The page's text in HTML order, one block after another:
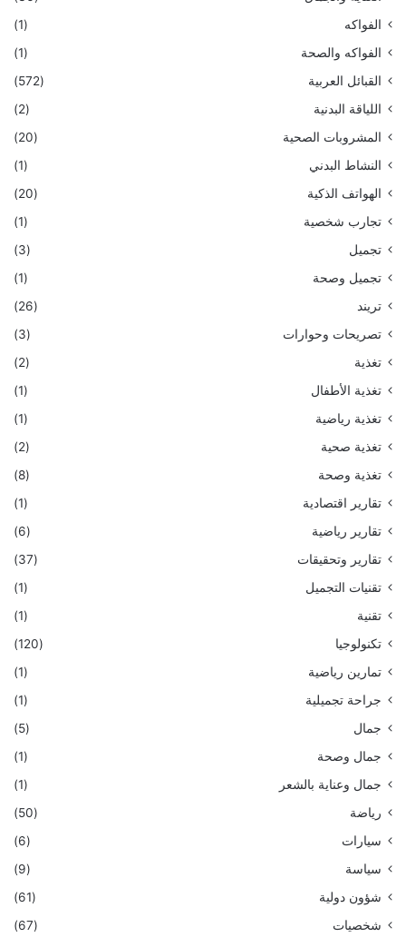
الفواكه
(1)
الفواكه والصحة
(1)
القبائل العربية
(572)
اللياقة البدنية
(2)
المشروبات الصحية
(20)
النشاط البدني
(1)
الهواتف الذكية
(20)
تجارب شخصية
(1)
تجميل
(3)
تجميل وصحة
(1)
تريند
(26)
تصريحات وحوارات
(3)
تغذية
(2)
تغذية الأطفال
(1)
تغذية رياضية
(1)
تغذية صحية
(2)
تغذية وصحة
(8)
تقارير اقتصادية
(1)
تقارير رياضية
(6)
تقارير وتحقيقات
(37)
تقنيات التجميل
(1)
تقنية
(1)
تكنولوجيا
(120)
تمارين رياضية
(1)
جراحة تجميلية
(1)
جمال
(5)
جمال وصحة
(1)
جمال وعناية بالشعر
(1)
رياضة
(50)
سيارات
(6)
سياسة
(9)
شؤون دولية
(61)
شخصيات
(67)